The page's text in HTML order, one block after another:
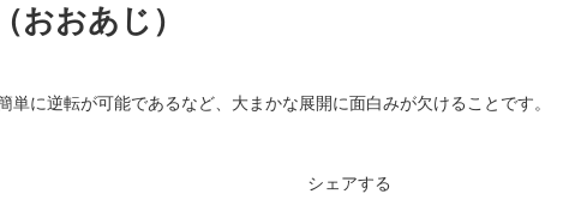
おおあじ）
単に逆転が可能であるなど、大まかな展開に面白みが欠けることです。
シェアする